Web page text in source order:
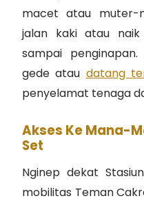
macet atau muter-
jalan kaki atau naik
sampai
gede atau datang
penyelamat tenaga
Akses Ke Mana-
Set
Nginep dekat
mobilitas Teman